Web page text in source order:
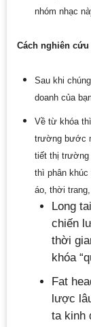
nhóm nhạc
Cách nghiên
Sau khi
doanh của
Về từ khóa
trường bước
tiết thị trường
thì phân
áo, thời
Long
chiến
thời
khóa
Fat
lược
ta kinh